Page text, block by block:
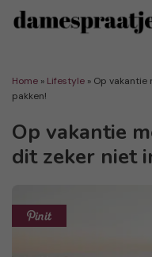
Home » Lifestyle » Op vakantie
pakken!
Op vakantie
dit zeker niet